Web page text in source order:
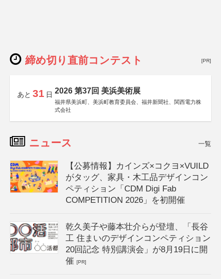
締め切り直前コンテスト [PR]
あと 31 日 2026 第37回 美浜美術展
福井県美浜町、美浜町教育委員会、福井新聞社、関西電力株
式会社
ニュース 一覧
【公募情報】カインズ×コクヨ×VUILD
がタッグ、家具・木工品デザインコン
ペティション「CDM Digi Fab
COMPETITION 2026」を初開催
乾久美子や藤本壮介らが登壇、「長谷
工 住まいのデザインコンペティション
20回記念 特別講演会」が8月19日に開
催[PR]